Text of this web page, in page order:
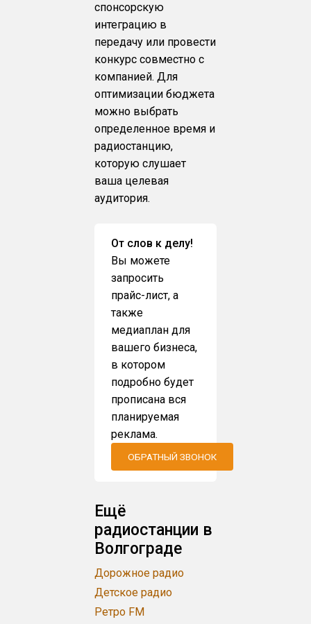
спонсорскую
интеграцию в
передачу или провести
конкурс совместно с
компанией. Для
оптимизации бюджета
можно выбрать
определенное время и
радиостанцию,
которую слушает
ваша целевая
аудитория.
От слов к делу!
Вы можете
запросить
прайс-лист, а
также
медиаплан для
вашего бизнеса,
в котором
подробно будет
прописана вся
планируемая
реклама.
ОБРАТНЫЙ ЗВОНОК
Ещё
радиостанции в
Волгограде
Дорожное радио
Детское радио
Ретро FM